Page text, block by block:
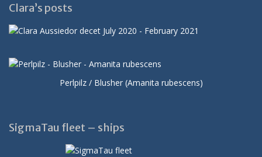
Clara’s posts
Perlpilz / Blusher (Amanita rubescens)
SigmaTau fleet – ships